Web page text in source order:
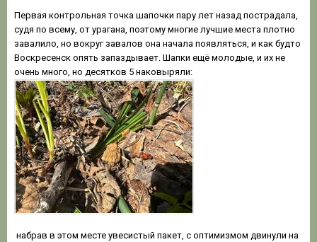
Первая контрольная точка шапочки пару лет назад пострадала,
судя по всему, от урагана, поэтому многие лучшие места плотно
завалило, но вокруг завалов она начала появляться, и как будто
Воскресенск опять запаздывает. Шапки ещё молодые, и их не
очень много, но десятков 5 наковыряли:
набрав в этом месте увесистый пакет, с оптимизмом двинули на